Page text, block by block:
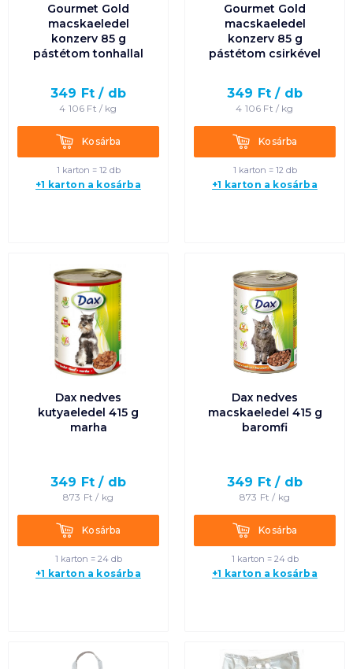
Gourmet Gold
macskaeledel
konzerv 85 g
pástétom tonhallal
349 Ft / db
4 106 Ft / kg
KosárbaKosárba
1 karton = 12 db
+1 karton a kosárba
Gourmet Gold
macskaeledel
konzerv 85 g
pástétom csirkével
349 Ft / db
4 106 Ft / kg
KosárbaKosárba
1 karton = 12 db
+1 karton a kosárba
Dax nedves
kutyaeledel 415 g
marha
349 Ft / db
873 Ft / kg
KosárbaKosárba
1 karton = 24 db
+1 karton a kosárba
Dax nedves
macskaeledel 415 g
baromfi
349 Ft / db
873 Ft / kg
KosárbaKosárba
1 karton = 24 db
+1 karton a kosárba